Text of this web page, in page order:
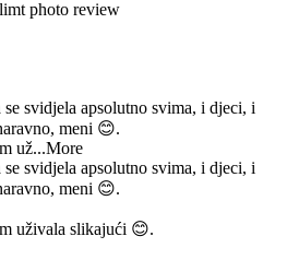
svidjela apsolutno svima, i djeci, i
meni 😊.
už...More
svidjela apsolutno svima, i djeci, i
meni 😊.
uživala slikajući 😊.